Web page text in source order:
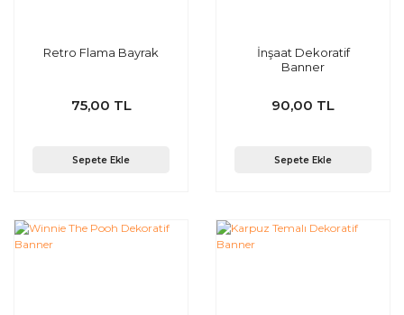
Retro Flama Bayrak
75,00 TL
Sepete Ekle
İnşaat Dekoratif
Banner
90,00 TL
Sepete Ekle